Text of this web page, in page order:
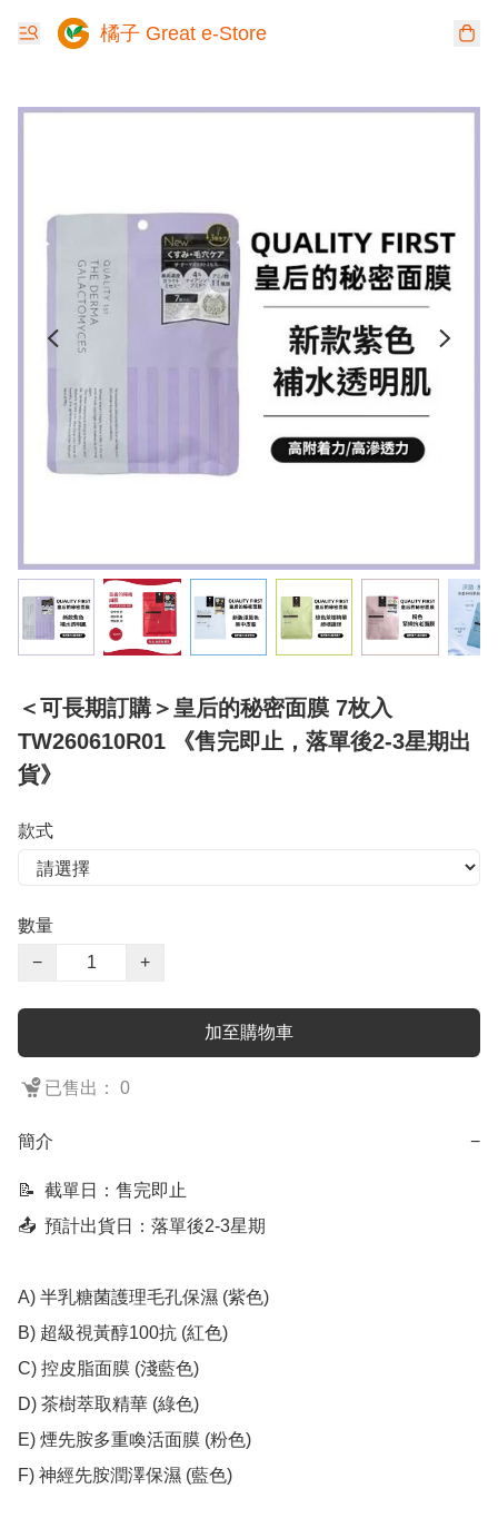
橘子 Great e-Store
＜可長期訂購＞皇后的秘密面膜 7枚入
TW260610R01 《售完即止，落單後2-3星期出
貨》
款式
數量
−
+
加至購物車
已售出： 0
簡介 −
📝  截單日：售完即止
📤  預計出貨日：落單後2-3星期
A) 半乳糖菌護理毛孔保濕 (紫色)
B) 超級視黃醇100抗 (紅色)
C) 控皮脂面膜 (淺藍色)
D) 茶樹萃取精華 (綠色)
E) 煙先胺多重喚活面膜 (粉色)
F) 神經先胺潤澤保濕 (藍色)